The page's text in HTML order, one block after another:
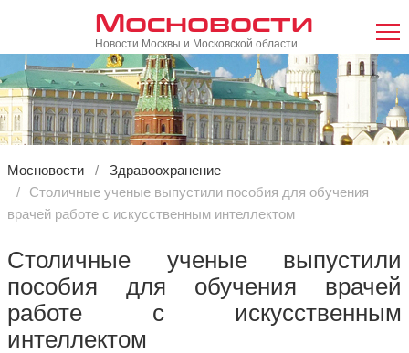
Мосновости
Новости Москвы и Московской области
Мосновости
Здравоохранение
Столичные ученые выпустили пособия для обучения
врачей работе с искусственным интеллектом
Столичные ученые выпустили
пособия для обучения врачей
работе с искусственным
интеллектом